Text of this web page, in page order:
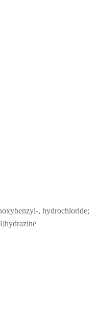
, hydrochloride;